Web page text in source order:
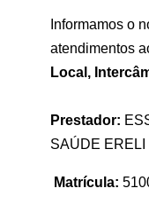
Informamos o
atendimentos
Local,
Prestador:
SAÚDE ERELI
Matrícula: